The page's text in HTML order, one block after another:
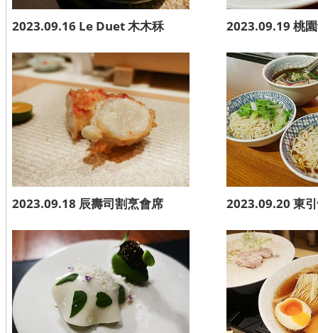
2023.09.16 Le Duet 木木秝
2023.09.18 辰壽司割烹會席
2023.09.19 桃
2023.09.20 東